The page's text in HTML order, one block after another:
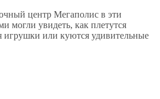
центр Мегаполис в эти
могли увидеть, как плетутся
игрушки или куются удивительные